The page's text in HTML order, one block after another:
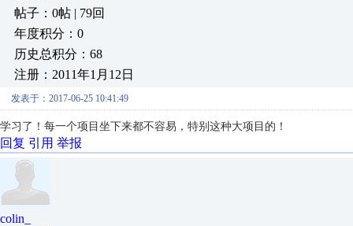
帖子：0帖 | 79回
年度积分：0
历史总积分：68
注册：2011年1月12日
发表于：2017-06-25 10:41:49
学习了！每一个项目坐下来都不容易，特别这种大项目的！
回复 引用 举报
colin_